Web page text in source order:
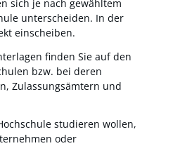
sich je nach gewähltem
unterscheiden. In der
einscheiben.
finden Sie auf den
bzw. bei deren
Zulassungsämtern und
studieren wollen,
oder